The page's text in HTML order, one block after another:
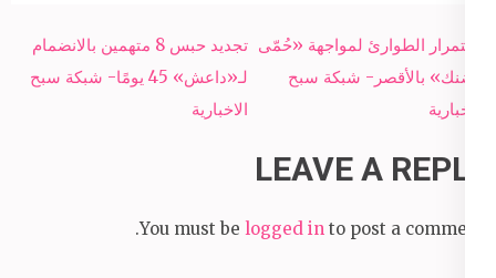
Post
navigation
تجديد حبس 8 متهمين بالانضمام
لـ«داعش» 45 يومًا- شبكة سبح
الاخبارية
استمرار الطوارئ لمواجهة «حُمّى
الضنك» بالأقصر- شبكة سبح
الاخبارية
LEAVE A REPLY
You must be logged in to post a comment.